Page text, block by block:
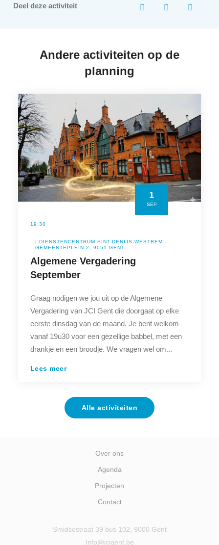
Deel deze activiteit
Andere activiteiten op de
planning
1
SEP
19:30
| DIENSTENCENTRUM SINT-DENIJS-WESTREM -
GEMEENTEPLEIN 2, 9051 GENT
Algemene Vergadering
September
Graag nodigen we jou uit op de Algemene
Vergadering van JCI Gent die doorgaat op elke
eerste dinsdag van de maand. Je bent welkom
vanaf 19u30 voor een gezellige babbel, met een
drankje en een broodje. We vragen wel om...
Lees meer
Alle activiteiten
Over ons
Agenda
Projecten
Contact
Smidsestraat 39 bus 102, 9000 Gent
Info@jcigent.be